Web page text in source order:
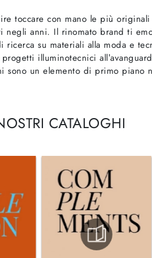
toccare con mano le più
negli anni. Il rinomato brand ti
ricerca su materiali alla moda e
illuminotecnici
sono un elemento di primo piano
CATALOGHI